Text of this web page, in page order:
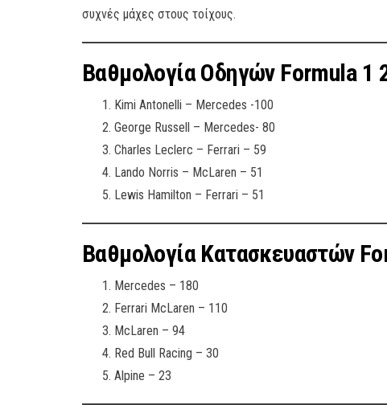
συχνές μάχες στους τοίχους.
Βαθμολογία Οδηγών Formula 1
Kimi Antonelli – Mercedes -100
George Russell – Mercedes- 80
Charles Leclerc – Ferrari – 59
Lando Norris – McLaren – 51
Lewis Hamilton – Ferrari – 51
Βαθμολογία Κατασκευαστών
Mercedes – 180
Ferrari McLaren – 110
McLaren – 94
Red Bull Racing – 30
Alpine – 23